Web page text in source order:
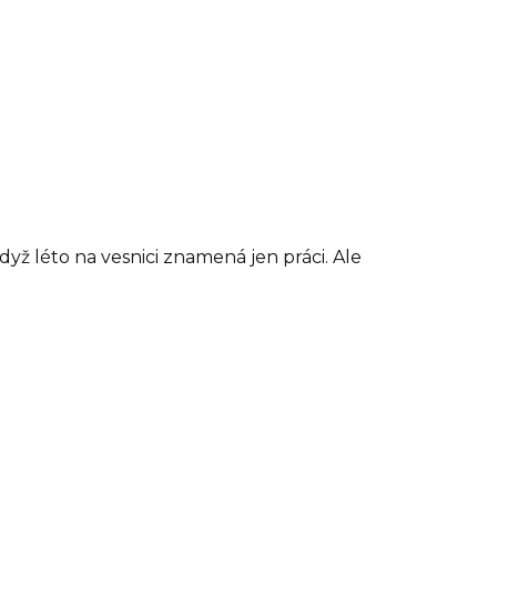
léto na vesnici znamená jen práci. Ale